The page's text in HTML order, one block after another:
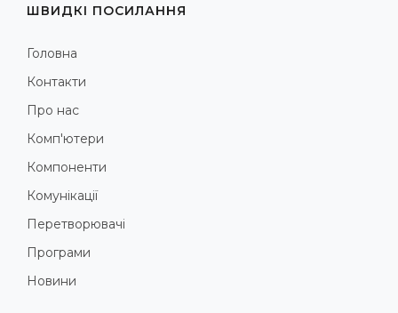
ШВИДКІ ПОСИЛАННЯ
Головна
Контакти
Про нас
Комп'ютери
Компоненти
Комунікації
Перетворювачі
Програми
Новини